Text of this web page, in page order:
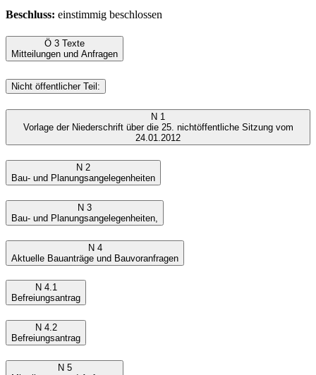
Beschluss: einstimmig beschlossen
Ö 3 Texte
Mitteilungen und Anfragen
Nicht öffentlicher Teil:
N 1
Vorlage der Niederschrift über die 25. nichtöffentliche Sitzung vom
24.01.2012
N 2
Bau- und Planungsangelegenheiten
N 3
Bau- und Planungsangelegenheiten,
N 4
Aktuelle Bauanträge und Bauvoranfragen
N 4.1
Befreiungsantrag
N 4.2
Befreiungsantrag
N 5